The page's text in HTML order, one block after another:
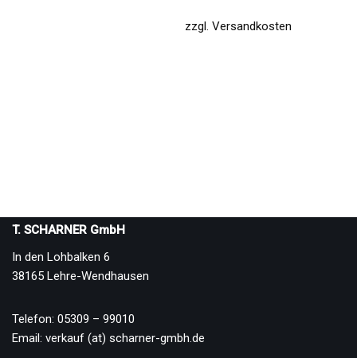
zzgl.Versandkosten
T. SCHARNER GmbH
In den Lohbalken 6
38165 Lehre-Wendhausen
Telefon: 05309 – 99010
Email: verkauf (at) scharner-gmbh.de